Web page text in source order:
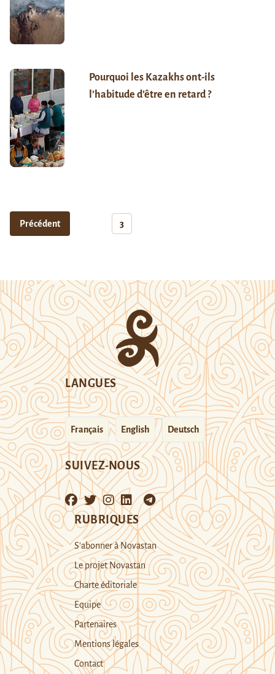
Pourquoi les Kazakhs ont-ils
l’habitude d’être en retard ?
Précédent 3
LANGUES
Français English Deutsch
SUIVEZ-NOUS
RUBRIQUES
S’abonner à Novastan
Le projet Novastan
Charte éditoriale
Equipe
Partenaires
Mentions légales
Contact